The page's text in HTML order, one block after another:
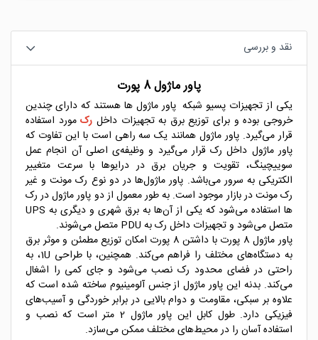
نقد و بررسی
پاور ماژول 8 پورت
یکی از تجهیزات پسیو شبکه پاور ماژول ها هستند که دارای چندین
خروجی بوده و برای توزیع برق به تجهیزات داخل رکمورد استفاده
قرار می‌گیرد. پاور ماژول همانند یک سه راهی است با این تفاوت که
پاور ماژول داخل رک قرار می‌گیرد و وظیفه‌ی اصلی آن انجام عمل
سوییچینگ، تقویت و جریان برق در درایوها با سرعت متغییر
الکتریکی به سرور می‌باشد. پاور ماژول‌ها در دو نوع رک مونت و غیر
رک مونت در بازار موجود است. به طور معمول از دو پاور ماژول در رک
ها استفاده می‌شود که یکی از آن‌ها به برق شهری و دیگری به UPS
متصل می‌شود و تجهیزات داخل رک به PDU متصل می‌شوند.
پاور ماژول 8 پورت با داشتن 8 پورت امکان توزیع مطمئن و موثر برق
به دستگاه‌های مختلف را فراهم می‌کند. همچنین، با طراحی 1U، به
راحتی در فضای محدود رک نصب می‌شود و جای کمی را اشغال
می‌کند. بدنه این پاور ماژول از جنس آلومینیوم ساخته شده است که
علاوه بر سبکی، مقاومت و دوام بالایی در برابر خوردگی و آسیب‌های
فیزیکی دارد. طول کابل این پاور ماژول 2 متر است که نصب و
استفاده آسان را در محیط‌های مختلف ممکن می‌سازد.